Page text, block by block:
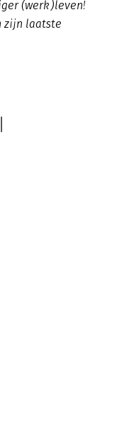
(werk)leven!
zijn laatste